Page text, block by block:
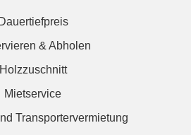
Dauertiefpreis
& Abholen
Holzzuschnitt
Mietservice
Transportervermietung